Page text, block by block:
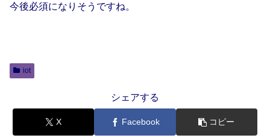
今後必須になりそうですね。
iot
シェアする
X Facebook コピー